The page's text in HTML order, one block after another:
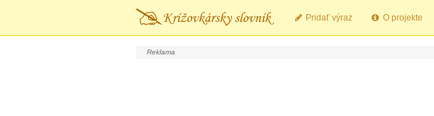
Pridať výraz O projekte